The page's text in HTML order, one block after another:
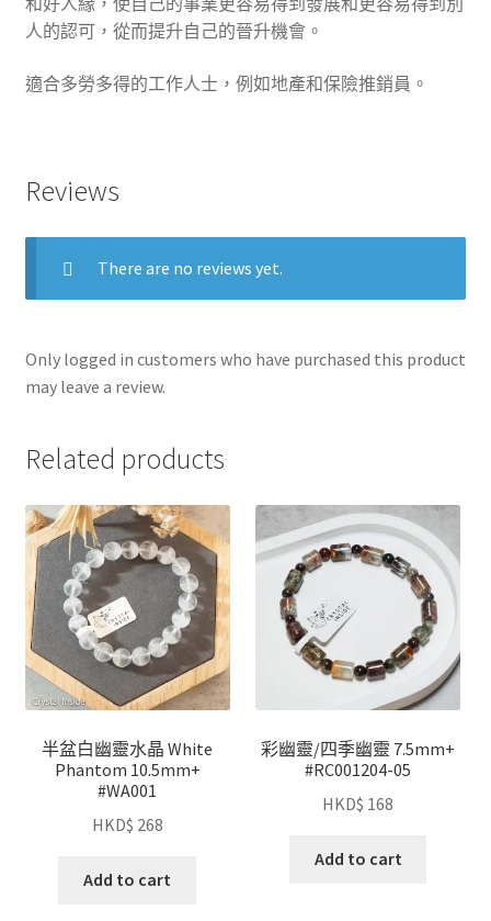
人的認可，從而提升自己的晉升機會。
適合多勞多得的工作人士，例如地產和保險推銷員。
Reviews
There are no reviews yet.
Only logged in customers who have purchased this product
may leave a review.
Related products
半盆白幽靈水晶 White
Phantom 10.5mm+
#WA001
HKD$ 268
Add to cart
彩幽靈/四季幽靈 7.5mm+
#RC001204-05
HKD$ 168
Add to cart